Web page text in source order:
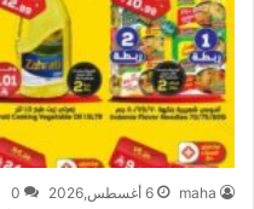
maha 6 أغسطس,2026 0